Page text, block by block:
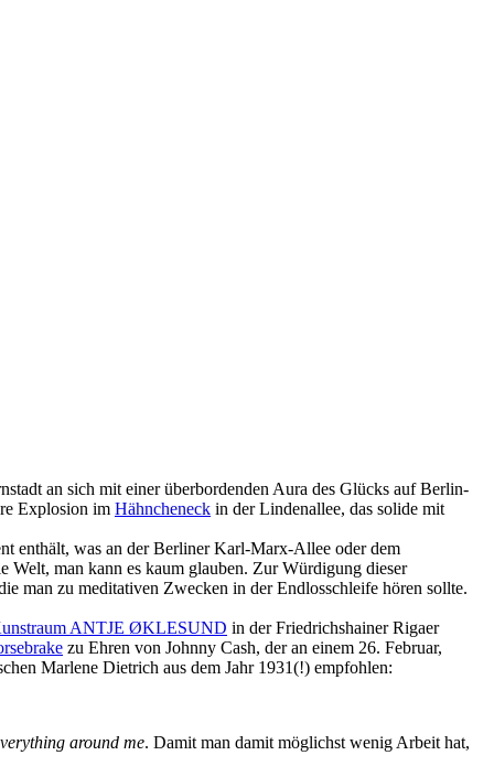
an sich mit einer überbordenden Aura des Glücks auf Berlin-
Explosion im Hähncheneck in der Lindenallee, das solide mit
enthält, was an der Berliner Karl-Marx-Allee oder dem
man kann es kaum glauben. Zur Würdigung dieser
man zu meditativen Zwecken in der Endlosschleife hören sollte.
ANTJE ØKLESUND in der Friedrichshainer Rigaer
zu Ehren von Johnny Cash, der an einem 26. Februar,
Marlene Dietrich aus dem Jahr 1931(!) empfohlen:
around me. Damit man damit möglichst wenig Arbeit hat,